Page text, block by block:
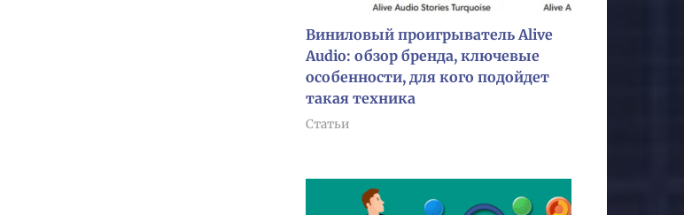
Виниловый проигрыватель Alive
Audio: обзор бренда, ключевые
особенности, для кого подойдет
такая техника
Статьи